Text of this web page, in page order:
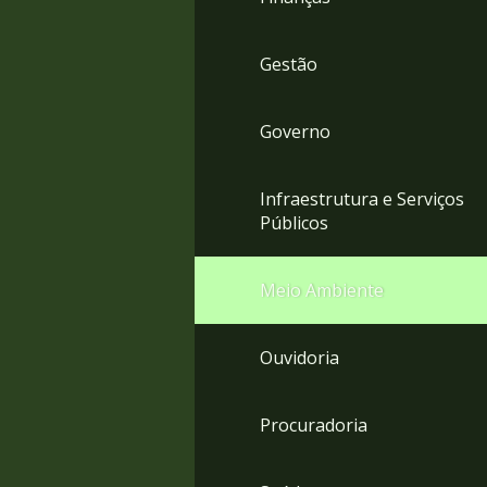
Gestão
Governo
Infraestrutura e Serviços
Públicos
Meio Ambiente
Ouvidoria
Procuradoria